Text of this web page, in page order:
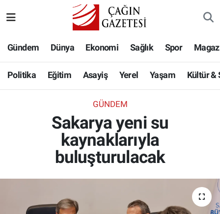
Gündem Dünya Ekonomi Sağlık Spor
Politika Eğitim Asayiş Yerel Yaşam Kültür &
GÜNDEM
Sakarya yeni su
kaynaklarıyla
buluşturulacak
Eğitim
Asayiş
Kültür & Sanat
Hava Durumu
Namaz Vakitleri
Süper Lig Puan Durumu ve Fikstür
Tüm Manşetler